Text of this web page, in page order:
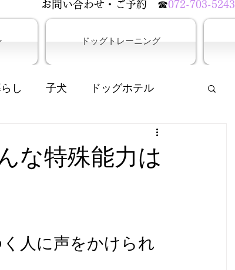
​お問い合わせ・ご予約 ☎072-703-5243
ドッグトレーニング
し 子犬 ドッグホテル
な特殊能力は
人に声をかけられ